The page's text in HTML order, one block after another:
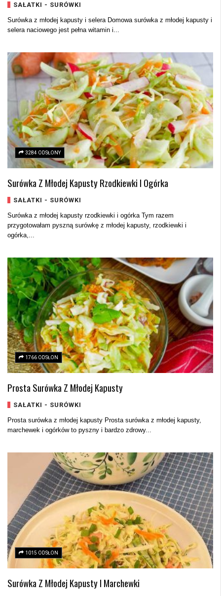
SAŁATKI - SURÓWKI
Surówka z młodej kapusty i selera Domowa surówka z młodej kapusty i
selera naciowego jest pełna witamin i...
3284 ODSŁONY
Surówka Z Młodej Kapusty Rzodkiewki I Ogórka
SAŁATKI - SURÓWKI
Surówka z młodej kapusty rzodkiewki i ogórka Tym razem
przygotowałam pyszną surówkę z młodej kapusty, rzodkiewki i
ogórka,...
1766 ODSŁON
Prosta Surówka Z Młodej Kapusty
SAŁATKI - SURÓWKI
Prosta surówka z młodej kapusty Prosta surówka z młodej kapusty,
marchewek i ogórków to pyszny i bardzo zdrowy...
1015 ODSŁON
Surówka Z Młodej Kapusty I Marchewki